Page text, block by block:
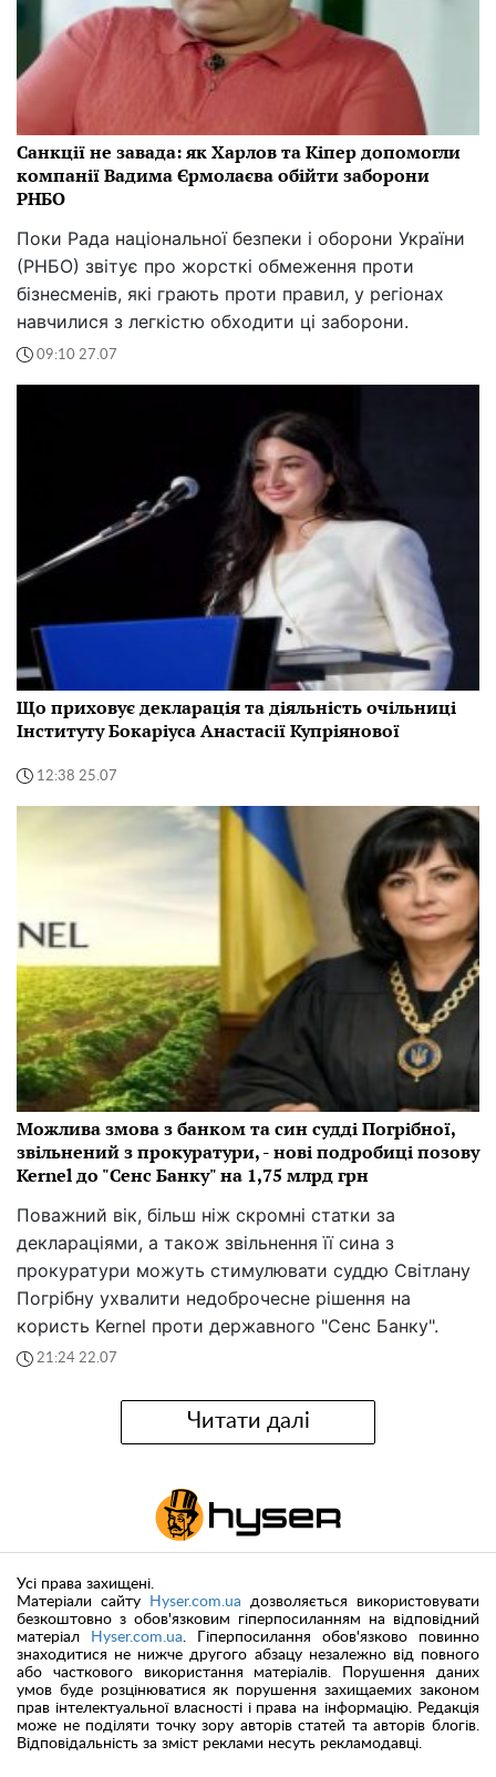
Санкції не завада: як Харлов та Кіпер допомогли
компанії Вадима Єрмолаєва обійти заборони
РНБО
Поки Рада національної безпеки і оборони України
(РНБО) звітує про жорсткі обмеження проти
бізнесменів, які грають проти правил, у регіонах
навчилися з легкістю обходити ці заборони.
09:10 27.07
Що приховує декларація та діяльність очільниці
Інституту Бокаріуса Анастасії Купріянової
12:38 25.07
Можлива змова з банком та син судді Погрібної,
звільнений з прокуратури, - нові подробиці позову
Kernel до "Сенс Банку" на 1,75 млрд грн
Поважний вік, більш ніж скромні статки за
деклараціями, а також звільнення її сина з
прокуратури можуть стимулювати суддю Світлану
Погрібну ухвалити недоброчесне рішення на
користь Kernel проти державного "Сенс Банку".
21:24 22.07
Читати далі
Усі права захищені.
Матеріали сайту
Hyser.com.ua дозволяється використовувати
безкоштовно з обов'язковим гіперпосиланням на відповідний
матеріал
Hyser.com.ua. Гіперпосилання обов'язково повинно
знаходитися не нижче другого абзацу незалежно від повного
або часткового використання матеріалів. Порушення даних
умов буде розцінюватися як порушення захищаемих законом
прав інтелектуальної власності і права на інформацію. Редакція
може не поділяти точку зору авторів статей та авторів блогів.
Відповідальність за зміст реклами несуть рекламодавці.